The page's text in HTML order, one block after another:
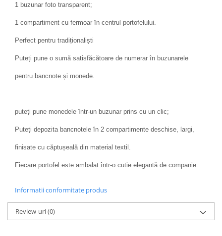
1 buzunar foto transparent;
1 compartiment cu fermoar în centrul portofelului.
Perfect pentru tradiționaliști
Puteți pune o sumă satisfăcătoare de numerar în buzunarele
pentru bancnote și monede.
puteți pune monedele într-un buzunar prins cu un clic;
Puteți depozita bancnotele în 2 compartimente deschise, largi,
finisate cu căptușeală din material textil.
Fiecare portofel este ambalat într-o cutie elegantă de companie.
Informatii conformitate produs
Review-uri(0)